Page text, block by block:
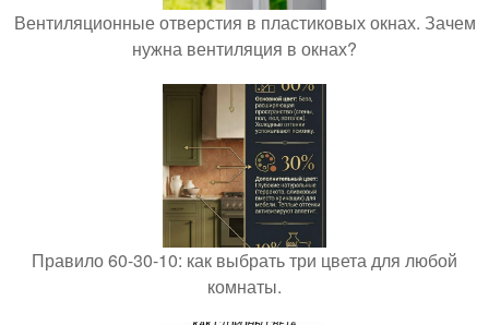
Вентиляционные отверстия в пластиковых окнах. Зачем
нужна вентиляция в окнах?
Правило 60-30-10: как выбрать три цвета для любой
комнаты.